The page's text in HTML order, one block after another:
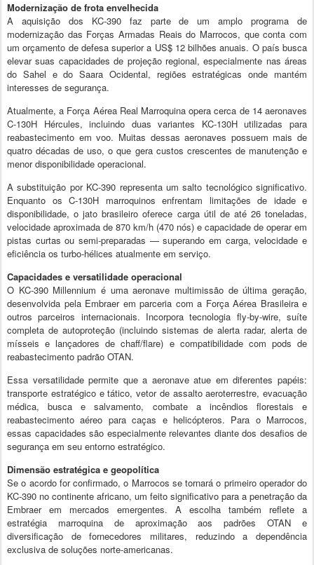
Modernização de frota envelhecida
A aquisição dos KC-390 faz parte de um amplo programa de
modernização das Forças Armadas Reais do Marrocos, que conta com
um orçamento de defesa superior a US$ 12 bilhões anuais. O país busca
elevar suas capacidades de projeção regional, especialmente nas áreas
do Sahel e do Saara Ocidental, regiões estratégicas onde mantém
interesses de segurança.
Atualmente, a Força Aérea Real Marroquina opera cerca de 14 aeronaves
C-130H Hércules, incluindo duas variantes KC-130H utilizadas para
reabastecimento em voo. Muitas dessas aeronaves possuem mais de
quatro décadas de uso, o que gera custos crescentes de manutenção e
menor disponibilidade operacional.
A substituição por KC-390 representa um salto tecnológico significativo.
Enquanto os C-130H marroquinos enfrentam limitações de idade e
disponibilidade, o jato brasileiro oferece carga útil de até 26 toneladas,
velocidade aproximada de 870 km/h (470 nós) e capacidade de operar em
pistas curtas ou semi-preparadas — superando em carga, velocidade e
eficiência os turbo-hélices atualmente em serviço.
Capacidades e versatilidade operacional
O KC-390 Millennium é uma aeronave multimissão de última geração,
desenvolvida pela Embraer em parceria com a Força Aérea Brasileira e
outros parceiros internacionais. Incorpora tecnologia fly-by-wire, suíte
completa de autoproteção (incluindo sistemas de alerta radar, alerta de
mísseis e lançadores de chaff/flare) e compatibilidade com pods de
reabastecimento padrão OTAN.
Essa versatilidade permite que a aeronave atue em diferentes papéis:
transporte estratégico e tático, vetor de assalto aeroterrestre, evacuação
médica, busca e salvamento, combate a incêndios florestais e
reabastecimento aéreo para caças e helicópteros. Para o Marrocos,
essas capacidades são especialmente relevantes diante dos desafios de
segurança em seu entorno estratégico.
Dimensão estratégica e geopolítica
Se o acordo for confirmado, o Marrocos se tornará o primeiro operador do
KC-390 no continente africano, um feito significativo para a penetração da
Embraer em mercados emergentes. A escolha também reflete a
estratégia marroquina de aproximação aos padrões OTAN e
diversificação de fornecedores militares, reduzindo a dependência
exclusiva de soluções norte-americanas.